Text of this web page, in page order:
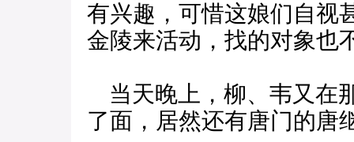
有兴趣，可惜这娘们自视
金陵来活动，找的对象也
当天晚上，柳、韦又在
了面，居然还有唐门的唐